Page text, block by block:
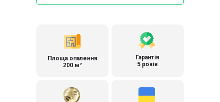
Площа опалення
200 м²
Гарантія
5 років